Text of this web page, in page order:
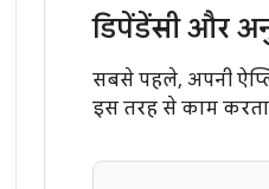
डिपेंडेंसी और
सबसे पहले, अपनी
इस तरह से काम